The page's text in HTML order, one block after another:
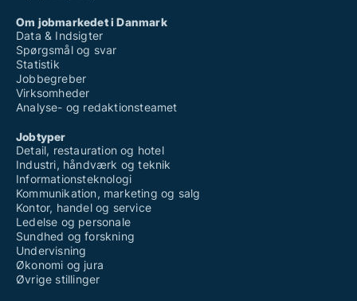
Om jobmarkedet i Danmark
Data & Indsigter
Spørgsmål og svar
Statistik
Jobbegreber
Virksomheder
Analyse- og redaktionsteamet
Jobtyper
Detail, restauration og hotel
Industri, håndværk og teknik
Informationsteknologi
Kommunikation, marketing og salg
Kontor, handel og service
Ledelse og personale
Sundhed og forskning
Undervisning
Økonomi og jura
Øvrige stillinger